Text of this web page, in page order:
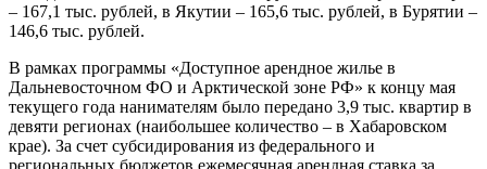
– 167,1 тыс. рублей, в Якутии – 165,6 тыс. рублей, в Бурятии –
146,6 тыс. рублей.
В рамках программы «Доступное арендное жилье в
Дальневосточном ФО и Арктической зоне РФ» к концу мая
текущего года нанимателям было передано 3,9 тыс. квартир в
девяти регионах (наибольшее количество – в Хабаровском
крае). За счет субсидирования из федерального и
региональных бюджетов ежемесячная арендная ставка за